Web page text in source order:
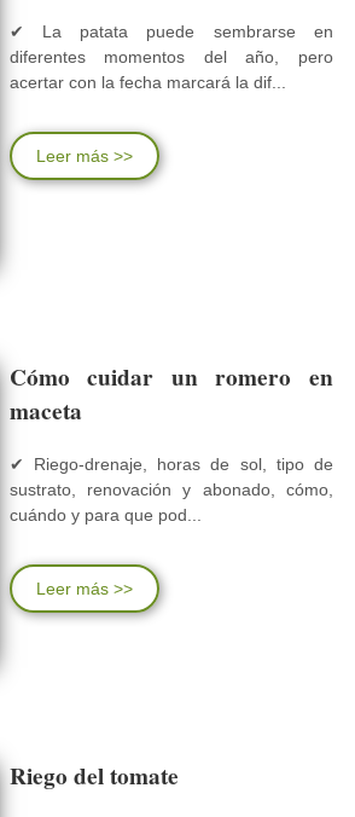
✔ La patata puede sembrarse en
diferentes momentos del año, pero
acertar con la fecha marcará la dif...
Leer más >>
Cómo cuidar un romero en
maceta
✔ Riego-drenaje, horas de sol, tipo de
sustrato, renovación y abonado, cómo,
cuándo y para que pod...
Leer más >>
Riego del tomate